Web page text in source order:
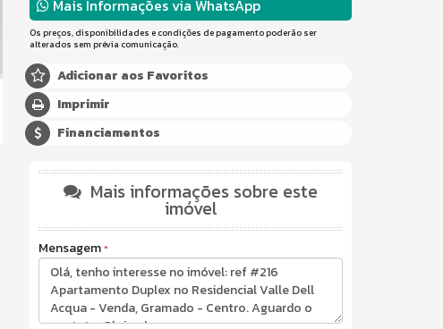
Mais Informações via WhatsApp
Os preços, disponibilidades e condições de pagamento poderão ser
alterados sem prévia comunicação.
Adicionar aos Favoritos
Imprimir
Financiamentos
Mais informações sobre este
imóvel
Mensagem